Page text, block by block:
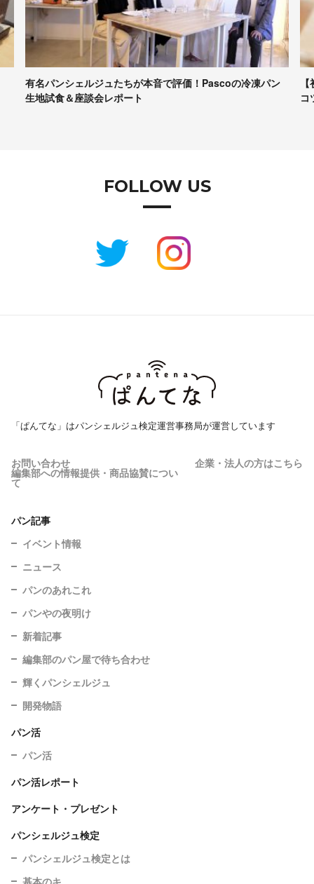
凍パン
【初心者向け】パンづくりの最低限の道具、かかる時間、
コツなど……専門家に聞きま…
FOLLOW US
「ぱんてな」はパンシェルジュ検定運営事務局が運営しています
お問い合わせ 企業・法人の方はこちら
編集部への情報提供・商品協賛につい
て
パン記事
イベント情報
ニュース
パンのあれこれ
パンやの夜明け
新着記事
編集部のパン屋で待ち合わせ
輝くパンシェルジュ
開発物語
パン活
パン活
パン活レポート
アンケート・プレゼント
パンシェルジュ検定
パンシェルジュ検定とは